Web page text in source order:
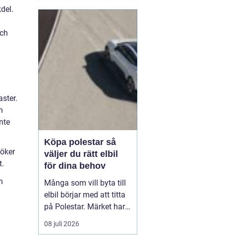
och reparationer. I den
här artikeln får du en
enkel genomgång av
hu...
Köpa polestar så
väljer du rätt elbil
för dina behov
Många som vill byta till
elbil börjar med att titta
på Polestar. Märket har
blivit en symbol för
modern, elektrisk körning
08 juli 2026